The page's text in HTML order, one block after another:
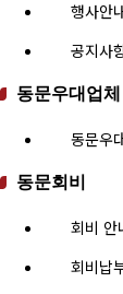
행사안
공지사
동문우대업체
동문우
동문회비
회비 안
회비납